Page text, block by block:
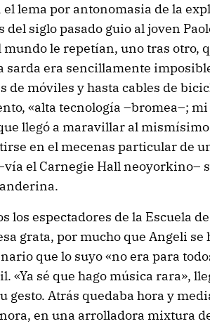
el lema por antonomasia de la
del siglo pasado guio al joven
le repetían, uno tras otro,
sarda era sencillamente
de móviles y hasta cables de
«alta tecnología –bromea–;
llegó a maravillar al mismísimo
en el mecenas particular de
el Carnegie Hall neoyorkino–
los espectadores de la Escuela
grata, por mucho que Angeli se
que lo suyo «no era para
«Ya sé que hago música rara»,
gesto. Atrás quedaba hora y
en una arrolladora mixtura